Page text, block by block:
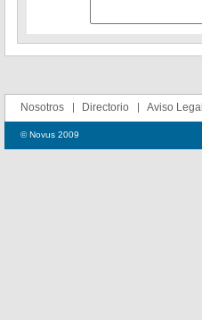
Nosotros Directorio Aviso Legal
© Novus 2009